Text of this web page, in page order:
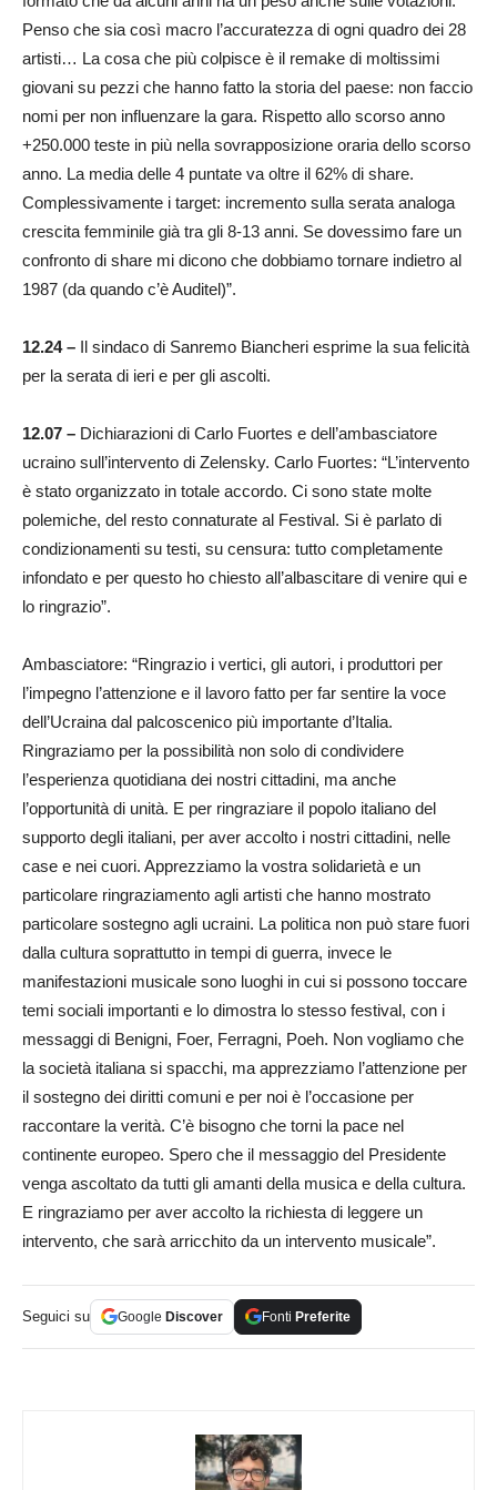
Penso che sia così macro l’accuratezza di ogni quadro dei 28
artisti… La cosa che più colpisce è il remake di moltissimi
giovani su pezzi che hanno fatto la storia del paese: non faccio
nomi per non influenzare la gara. Rispetto allo scorso anno
+250.000 teste in più nella sovrapposizione oraria dello scorso
anno. La media delle 4 puntate va oltre il 62% di share.
Complessivamente i target: incremento sulla serata analoga
crescita femminile già tra gli 8-13 anni. Se dovessimo fare un
confronto di share mi dicono che dobbiamo tornare indietro al
1987 (da quando c’è Auditel)”.
12.24 – Il sindaco di Sanremo Biancheri esprime la sua felicità
per la serata di ieri e per gli ascolti.
12.07 – Dichiarazioni di Carlo Fuortes e dell’ambasciatore
ucraino sull’intervento di Zelensky. Carlo Fuortes: “L’intervento
è stato organizzato in totale accordo. Ci sono state molte
polemiche, del resto connaturate al Festival. Si è parlato di
condizionamenti su testi, su censura: tutto completamente
infondato e per questo ho chiesto all’albascitare di venire qui e
lo ringrazio”.
Ambasciatore: “Ringrazio i vertici, gli autori, i produttori per
l’impegno l’attenzione e il lavoro fatto per far sentire la voce
dell’Ucraina dal palcoscenico più importante d’Italia.
Ringraziamo per la possibilità non solo di condividere
l’esperienza quotidiana dei nostri cittadini, ma anche
l’opportunità di unità. E per ringraziare il popolo italiano del
supporto degli italiani, per aver accolto i nostri cittadini, nelle
case e nei cuori. Apprezziamo la vostra solidarietà e un
particolare ringraziamento agli artisti che hanno mostrato
particolare sostegno agli ucraini. La politica non può stare fuori
dalla cultura soprattutto in tempi di guerra, invece le
manifestazioni musicale sono luoghi in cui si possono toccare
temi sociali importanti e lo dimostra lo stesso festival, con i
messaggi di Benigni, Foer, Ferragni, Poeh. Non vogliamo che
la società italiana si spacchi, ma apprezziamo l’attenzione per
il sostegno dei diritti comuni e per noi è l’occasione per
raccontare la verità. C’è bisogno che torni la pace nel
continente europeo. Spero che il messaggio del Presidente
venga ascoltato da tutti gli amanti della musica e della cultura.
E ringraziamo per aver accolto la richiesta di leggere un
intervento, che sarà arricchito da un intervento musicale”.
Seguici su Google Discover Fonti Preferite